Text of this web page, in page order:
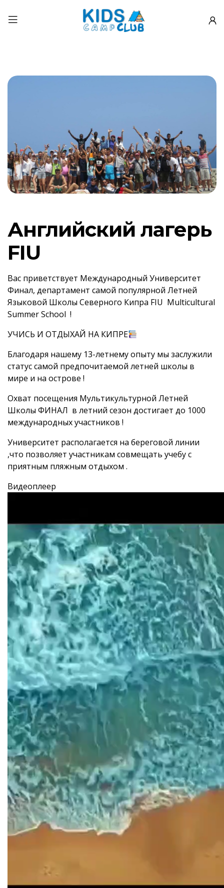
Английский лагерь
FIU
Вас приветствует Международный Университет
Финал, департамент самой популярной Летней
Языковой Школы Северного Кипра FIU Multicultural
Summer School !
УЧИСЬ И ОТДЫХАЙ НА КИПРЕ
Благодаря нашему 13-летнему опыту мы заслужили
статус самой предпочитаемой летней школы в
мире и на острове !
Охват посещения Мультикультурной Летней
Школы ФИНАЛ в летний сезон достигает до 1000
международных участников !
Университет располагается на береговой линии
,что позволяет участникам совмещать учебу с
приятным пляжным отдыхом .
Видеоплеер